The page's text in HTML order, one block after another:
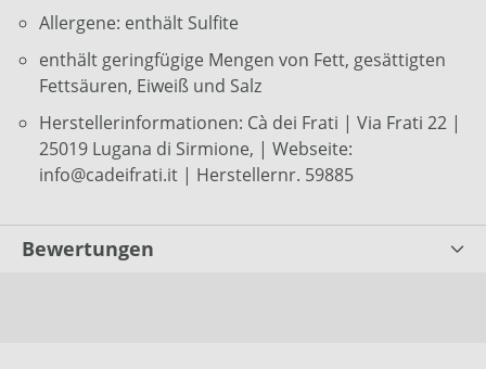
Allergene: enthält Sulfite
enthält geringfügige Mengen von Fett, gesättigten
Fettsäuren, Eiweiß und Salz
Herstellerinformationen: Cà dei Frati | Via Frati 22 |
25019 Lugana di Sirmione, | Webseite:
info@cadeifrati.it | Herstellernr. 59885
Bewertungen